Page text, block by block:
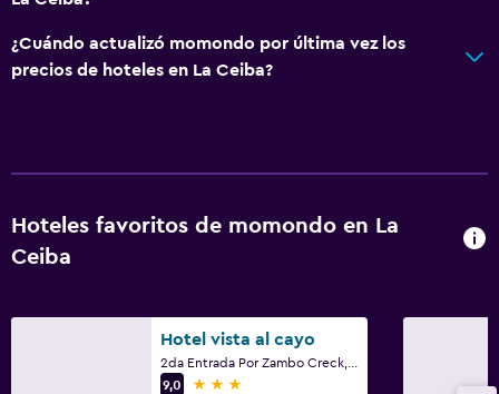
¿Cuándo actualizó momondo por última vez los
precios de hoteles en La Ceiba?
Hoteles favoritos de momondo en La
Ceiba
Hotel vista al cayo
9,0
3 estrellas